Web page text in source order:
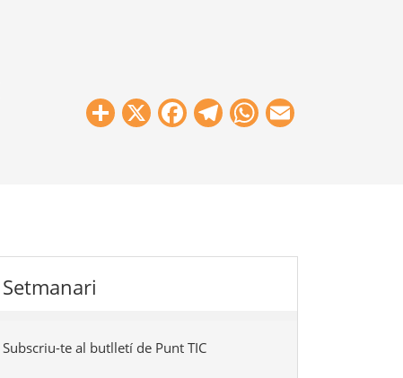
Share
X Facebook
Telegram
WhatsApp
Setmanari
Subscriu-te al butlletí de Punt TIC